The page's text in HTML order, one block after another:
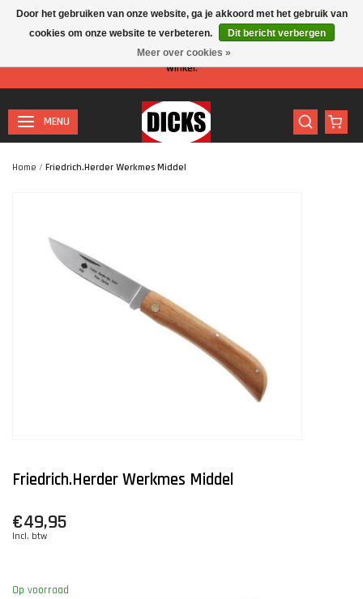
Let op: I.v.m. de zomervakantie is er minder personeel aanwezig in de
winkel.
MENU
Home / Friedrich.Herder Werkmes Middel
Friedrich.Herder Werkmes Middel
€49,95
Incl. btw
Op voorraad
Door het gebruiken van onze website, ga je akkoord met het gebruik van
cookies om onze website te verbeteren.
Dit bericht verbergen
Meer over cookies »